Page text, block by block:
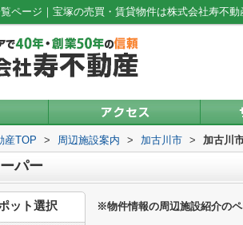
ページ｜宝塚の売買・賃貸物件は株式会社寿不動
産TOP > 周辺施設案内 > 加古川市 > 加古川
パー
※物件情報の周辺施設紹介の
ット選択